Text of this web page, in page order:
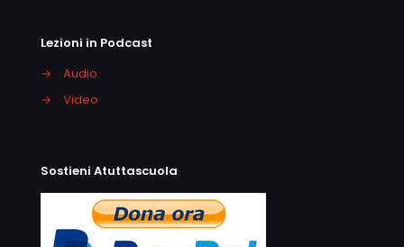
Lezioni in Podcast
→
Audio
→
Video
Sostieni Atuttascuola